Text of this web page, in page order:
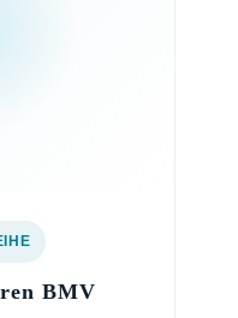
BMV